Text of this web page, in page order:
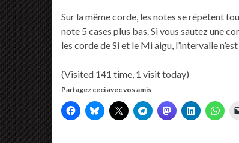
Sur la même corde, les notes se répétent
note 5 cases plus bas. Si vous sautez une
les corde de Si et le Mi aigu, l’intervalle
(Visited 141 time, 1 visit today)
Partagez ceci avec vos amis